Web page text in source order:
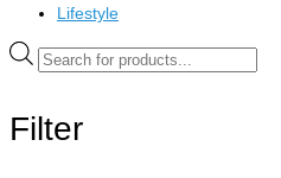
Lifestyle
Products
search
Filter